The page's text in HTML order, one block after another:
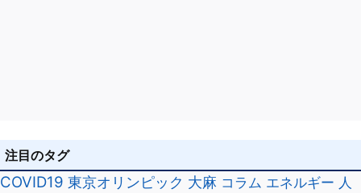
注目のタグ
COVID19 東京オリンピック 大麻 コラム エネルギー 人